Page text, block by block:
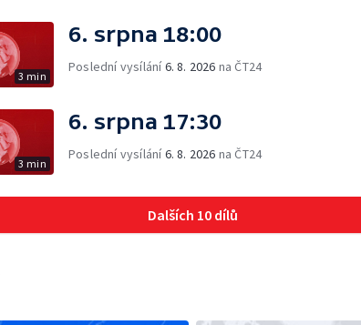
3 min
6. srpna 18:00
Poslední vysílání6. 8. 2026 na ČT24
3 min
6. srpna 17:30
Poslední vysílání6. 8. 2026 na ČT24
Dalších 10 dílů